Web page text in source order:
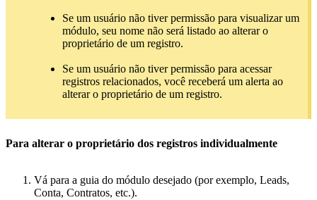
Se um usuário não tiver permissão para visualizar um
módulo, seu nome não será listado ao alterar o
proprietário de um registro.
Se um usuário não tiver permissão para acessar
registros relacionados, você receberá um alerta ao
alterar o proprietário de um registro.
Para alterar o proprietário dos registros individualmente
Vá para a guia do módulo desejado (por exemplo, Leads,
Conta, Contratos, etc.).